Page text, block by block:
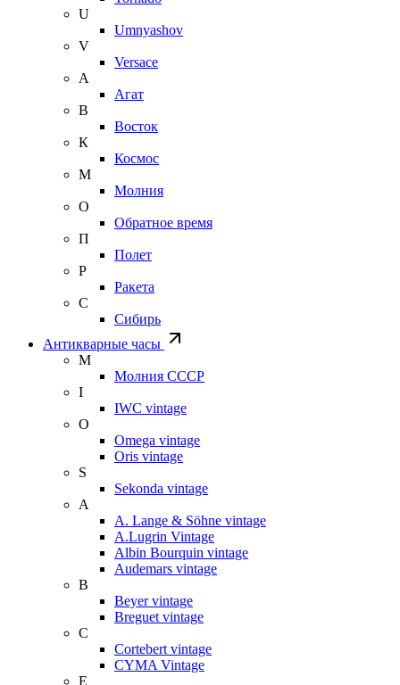
U
Umnyashov
V
Versace
А
Агат
В
Восток
К
Космос
М
Молния
О
Обратное время
П
Полет
Р
Ракета
С
Сибирь
Антикварные часы
М
Молния СССР
I
IWC vintage
O
Omega vintage
Oris vintage
S
Sekonda vintage
A
A. Lange & Söhne vintage
A.Lugrin Vintage
Albin Bourquin vintage
Audemars vintage
B
Beyer vintage
Breguet vintage
C
Cortebert vintage
CYMA Vintage
E